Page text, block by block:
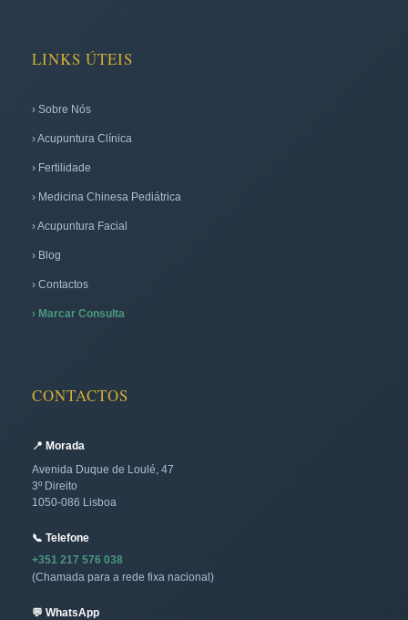
LINKS ÚTEIS
› Sobre Nós
› Acupuntura Clínica
› Fertilidade
› Medicina Chinesa Pediátrica
› Acupuntura Facial
› Blog
› Contactos
› Marcar Consulta
CONTACTOS
📍 Morada
Avenida Duque de Loulé, 47
3º Direito
1050-086 Lisboa
📞 Telefone
+351 217 576 038
(Chamada para a rede fixa nacional)
💬 WhatsApp